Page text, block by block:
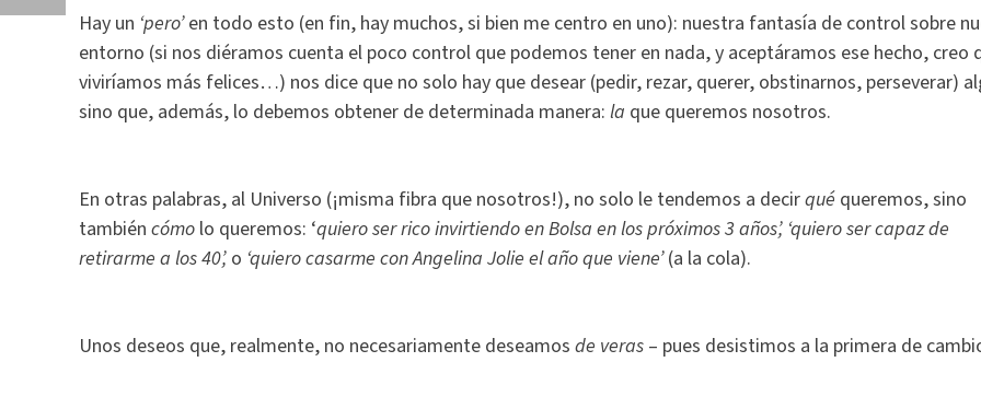
Hay un ‘pero’en todo esto (en fin, hay muchos, si bien me centro en uno): nuestra fantasía de control sobre
entorno (si nos diéramos cuenta el poco control que podemos tener en nada, y aceptáramos ese hecho, creo
viviríamos más felices…) nos dice que no solo hay que desear (pedir, rezar, querer, obstinarnos, perseverar)
sino que, además, lo debemos obtener de determinada manera: la que queremos nosotros.
En otras palabras, al Universo (¡misma fibra que nosotros!), no solo le tendemos a decirqué queremos, sino
también cómo lo queremos: ‘quiero ser rico invirtiendo en Bolsa en los próximos 3 años’, ‘quiero ser capaz de
retirarme a los 40’, o ‘quiero casarme con Angelina Jolie el año que viene’(a la cola).
Unos deseos que, realmente, no necesariamente deseamos de veras – pues desistimos a la primera de